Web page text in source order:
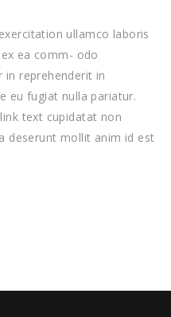
ullamco laboris
ea comm- odo
in reprehenderit in
eu fugiat nulla pariatur.
text cupidatat non
deserunt mollit anim id est